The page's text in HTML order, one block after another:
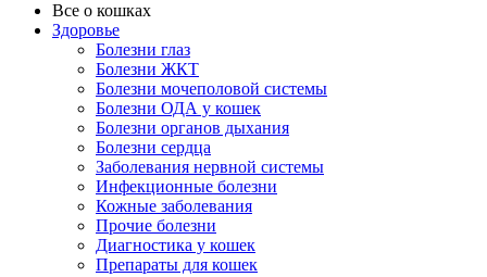
Все о кошках
Здоровье
Болезни глаз
Болезни ЖКТ
Болезни мочеполовой системы
Болезни ОДА у кошек
Болезни органов дыхания
Болезни сердца
Заболевания нервной системы
Инфекционные болезни
Кожные заболевания
Прочие болезни
Диагностика у кошек
Препараты для кошек